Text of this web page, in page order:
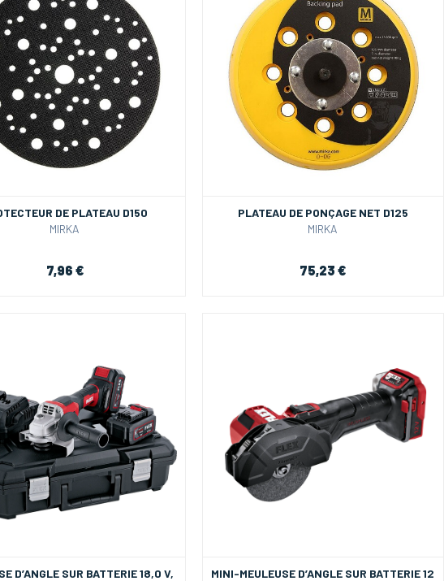
DE PLATEAU D150
MIRKA
7,96 €
PLATEAU DE PONÇAGE NET D125
MIRKA
75,23 €
D’ANGLE SUR BATTERIE 18,0 V,
MINI-MEULEUSE D’ANGLE SUR BATTERIE 12